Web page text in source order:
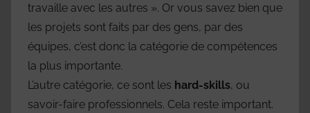
travaille avec les autres ». Or vous savez bien que
les projets sont faits par des gens, par des
équipes, c’est donc la catégorie de compétences
la plus importante.
L’autre catégorie, ce sont les hard-skills, ou
savoir-faire professionnels. Cela reste important.